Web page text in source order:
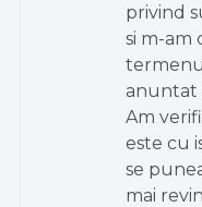
privind
si m-am
anuntat
Am
este cu
se
mai